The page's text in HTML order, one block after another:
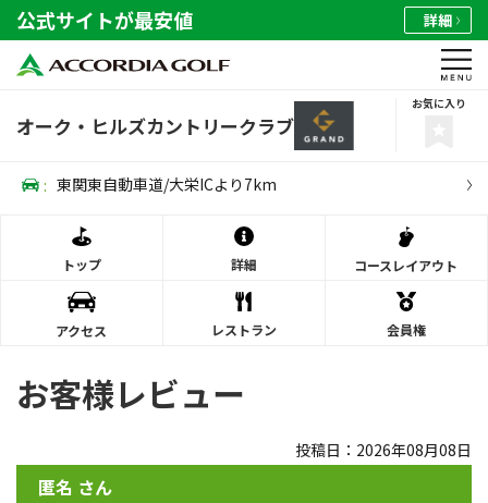
公式サイトが最安値 詳細
オーク・ヒルズカントリークラブ
お気に入り
: 東関東自動車道/大栄ICより7km
トップ 詳細 コースレイアウト
アクセス レストラン 会員権
お客様レビュー
匿名 さん
投稿日：2026年08月08日